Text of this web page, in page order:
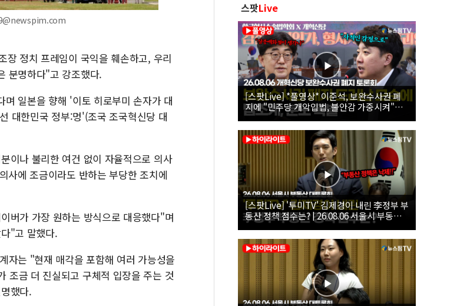
정치 프레임이 국익을 훼손하고, 우리
분명하다"고 강조했다.
일본을 향해 '이토 히로부미 손자가 대
대한민국 정부:멍'(조국 조국혁신당 대
이나 불리한 여건 없이 자율적으로 의사
사에 조금이라도 반하는 부당한 조치에
버가 가장 원하는 방식으로 대응했다"며
"고 말했다.
자는 "현재 매각을 포함해 여러 가능성을
조금 더 진실되고 구체적 입장을 주는 것
했다.
스팟Live
[스팟Live] *풀영상* 이준석, 보완수사권 폐
지에 "민주당 개악입법, 불안감 가중시켜"｜
26.08.06 개혁신당 보완수사권 폐지 토론회
[스팟Live] '투미TV' 김제경이 내린 李정부 부
동산 정책 점수는? | 26.08.06 서울시 부동산
대토론회